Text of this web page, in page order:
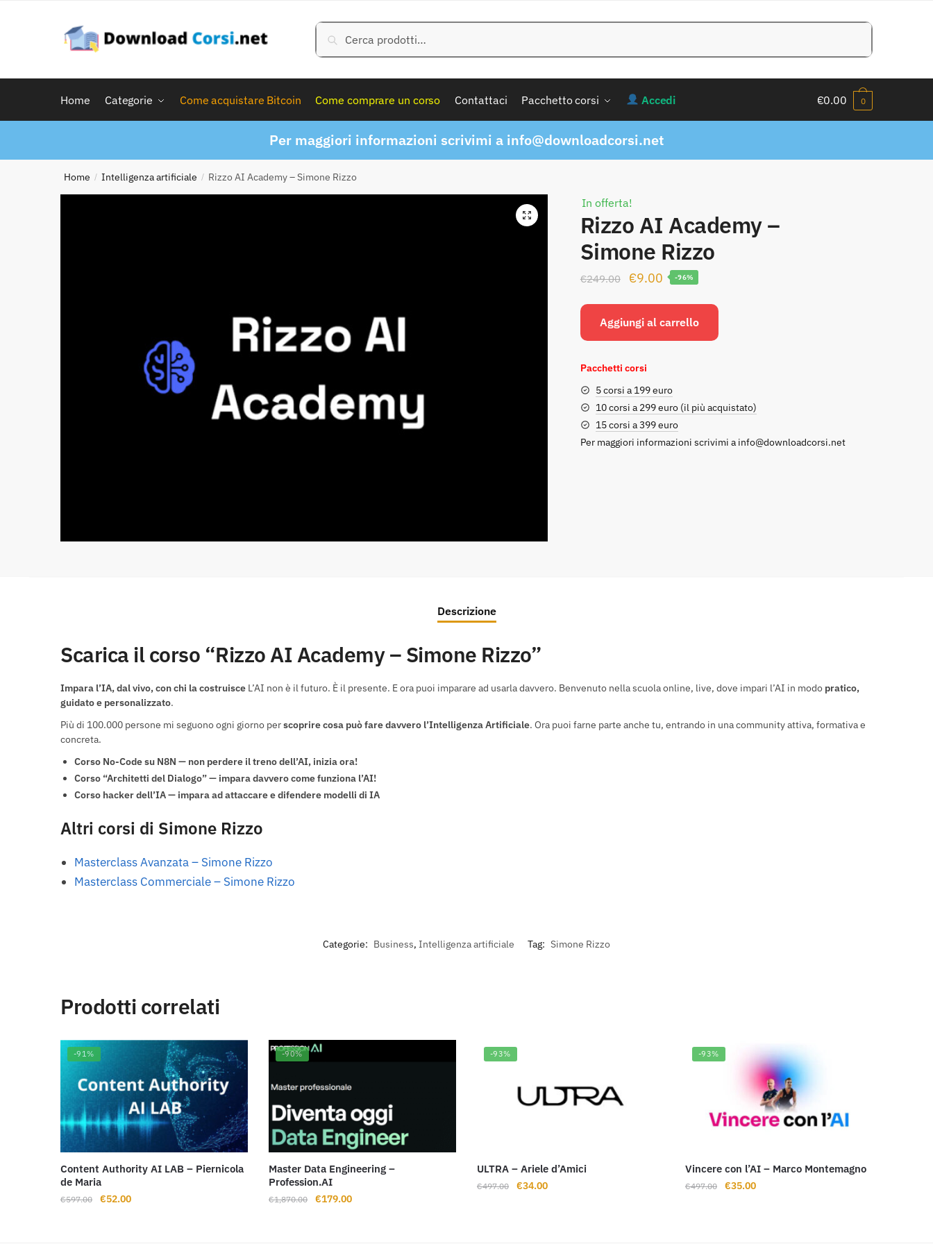
Cerca:
Cerca
Home Categorie Come acquistare Bitcoin Come comprare un corso Contattaci Pacchetto corsi Accedi €0.00 0
Per maggiori informazioni scrivimi a info@downloadcorsi.net
Home / Intelligenza artificiale / Rizzo AI Academy – Simone Rizzo
In offerta!
Rizzo AI Academy –
Simone Rizzo
€249.00
Il
originale
era:
€9.00Il
attuale
è:
-96%
Aggiungi al carrello
Pacchetti corsi
5 corsi a 199 euro
10 corsi a 299 euro (il più acquistato)
15 corsi a 399 euro
Per maggiori informazioni scrivimi a info@downloadcorsi.net
Descrizione
Scarica il corso “Rizzo AI Academy – Simone Rizzo”
Impara l’IA, dal vivo, con chi lacostruisce L’AI non è il futuro. È il presente. E ora puoi imparare ad usarla davvero. Benvenuto nella scuola online, live, dove impari l’AI in modo pratico,
guidato e personalizzato.
Più di 100.000 persone mi seguono ogni giorno perscoprire cosa può fare davvero l’Intelligenza Artificiale. Ora puoi farne parte anche tu, entrando in una community attiva, formativa e
concreta.
Corso No-Code su N8N — non perdere il treno dell’AI, inizia ora!
Corso “Architetti del Dialogo” — impara davvero come funziona l’AI!
Corso hacker dell’IA— impara ad attaccare e difendere modelli di IA
Altri corsi di Simone Rizzo
Masterclass Avanzata – Simone Rizzo
Masterclass Commerciale – Simone Rizzo
Categorie: Business, Intelligenza artificiale Tag: Simone Rizzo
Prodotti correlati
-91%
Content Authority AI LAB – Piernicola
de Maria
€597.00
Il
€52.00Il
-90%
Master Data Engineering –
Profession.AI
€1,870.00
Il
€179.00Il
-93%
ULTRA – Ariele d’Amici
€497.00
Il
€34.00Il
-93%
Vincere con l’AI – Marco Montemagno
€497.00
Il
€35.00Il